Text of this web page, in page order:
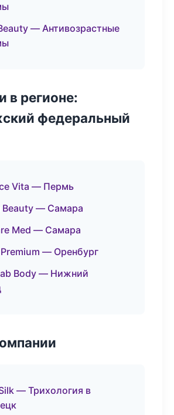
— Антивозрастные
в регионе:
федеральный
Vita — Пермь
Beauty — Самара
Med — Самара
— Оренбург
Body — Нижний
— Трихология в